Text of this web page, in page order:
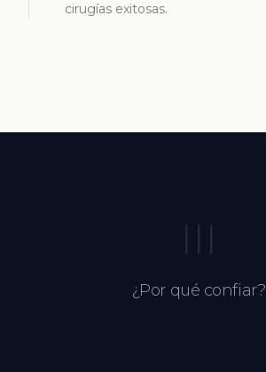
cirugías exitosas.
III
¿Por qué confiar?